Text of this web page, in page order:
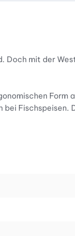
Doch mit der
Form
Fischspeisen.